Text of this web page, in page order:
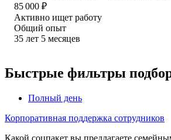
85 000 ₽
Активно ищет работу
Общий опыт
35 лет 5 месяцев
Быстрые фильтры
Полный день
Корпоративная поддержка сотрудников
Какой соцпакет вы предлагаете